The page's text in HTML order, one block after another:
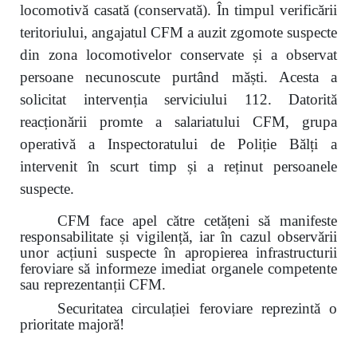
locomotivă casată (conservată). În timpul verificării
teritoriului, angajatul CFM a auzit zgomote suspecte
din zona locomotivelor conservate și a observat
persoane necunoscute purtând măști. Acesta a
solicitat intervenția serviciului 112. Datorită
reacționării promte a salariatului CFM, grupa
operativă a Inspectoratului de Poliție Bălți a
intervenit în scurt timp și a reținut persoanele
suspecte.
CFM face apel către cetățeni să manifeste
responsabilitate și vigilență, iar în cazul observării
unor acțiuni suspecte în apropierea infrastructurii
feroviare să informeze imediat organele competente
sau reprezentanții CFM.
Securitatea circulației feroviare reprezintă o
prioritate majoră!